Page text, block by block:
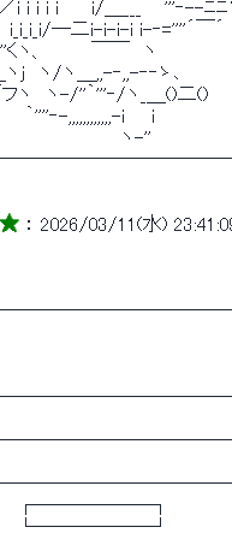
___　｀'''‐--ﾆﾆ
i-i-i i-‐=''''´￣´
　 ￣￣　ヽ
,,-‐,,-‐‐ゝ､
ヽ_＿()二()
i　　i
　　　ヽ-''
★ ： 2026/03/11(水)